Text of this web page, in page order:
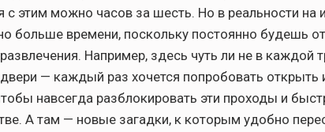
с этим можно часов за шесть. Но в реальности на
больше времени, поскольку постоянно будешь
Например, здесь чуть ли не в каждой
— каждый раз хочется попробовать открыть
навсегда разблокировать эти проходы и
А там — новые загадки, к которым удобно